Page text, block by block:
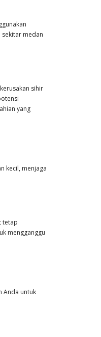
medan
sihir
yang
kecil, menjaga
tetap
mengganggu
Anda untuk